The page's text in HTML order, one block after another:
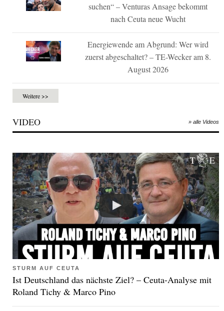
suchen“ – Venturas Ansage bekommt
nach Ceuta neue Wucht
Energiewende am Abgrund: Wer wird
zuerst abgeschaltet? – TE-Wecker am 8.
August 2026
Weitere >>
VIDEO » alle Videos
STURM AUF CEUTA
Ist Deutschland das nächste Ziel? – Ceuta-Analyse mit
Roland Tichy & Marco Pino